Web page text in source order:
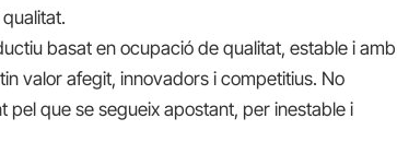
basat en ocupació de qualitat, estable i amb
valor afegit, innovadors i competitius. No
que se segueix apostant, per inestable i